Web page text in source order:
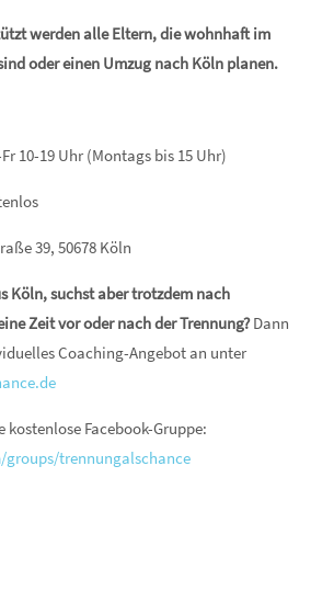
werden alle Eltern, die wohnhaft im
oder einen Umzug nach Köln planen.
10-19 Uhr (Montags bis 15 Uhr)
39, 50678 Köln
Köln, suchst aber trotzdem nach
Zeit vor oder nach der Trennung?Dann
Coaching-Angebot an unter
kostenlose Facebook-Gruppe:
trennungalschance